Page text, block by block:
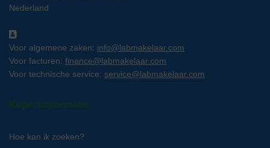
Nederland
Voor algemene zaken: info@labmakelaar.com
Voor facturen: finance@labmakelaar.com
Voor technische service: service@labmakelaar.com
Kopersinformatie
Hoe kan ik zoeken?